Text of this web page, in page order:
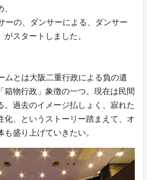
ーの、ダンサーによる、ダンサー
スタートしました。
ムとは大阪二重行政による負の遺
箱物行政」象徴の一つ。現在は民間
。過去のイメージ払しょく、寂れた
化、というストーリー踏まえて、オ
も盛り上げていきたい。